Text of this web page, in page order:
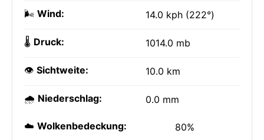
🌬️ Wind: 14.0 kph (222°)
🌡️ Druck: 1014.0 mb
👁️ Sichtweite: 10.0 km
🌧️ Niederschlag: 0.0 mm
☁️ Wolkenbedeckung: 80%